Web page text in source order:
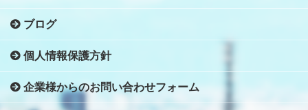
ブログ
個人情報保護方針
企業様からのお問い合わせフォーム